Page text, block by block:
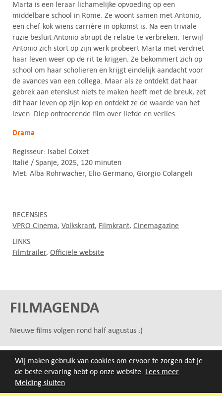
Melding sluiten
Wij maken gebruik van cookies om ervoor te zorgen dat je
de beste ervaring hebt op onze website. Lees meer
Marta is een leraar lichamelijke opvoeding op een
middelbare school in Rome. Ze woont samen met Antonio,
een chef-kok wiens carrière in opkomst is. Na een triviale
ruzie besluit Antonio abrupt de relatie te verbreken. Terwijl
Antonio zich stort op zijn werk probeert Marta met verdriet
haar leven weer op de rit te krijgen. Ze bekommert zich op
school om haar scholieren en krijgt eindelijk aandacht voor
de avances van een collega. Maar als ze ontdekt dat haar
gebrek aan etenslust niets te maken heeft met de breuk, zet
dit haar leven op zijn kop en ontdekt ze de waarde van het
leven. Diep ontroerende film over liefde en verlies.
Drama
Regisseur: Isabel Coixet
Italië / Spanje, 2025, 120 minuten
Met: Alba Rohrwacher, Elio Germano, Giorgio Colangeli
RECENSIES
VPRO Cinema Volkskrant Filmkrant Cinemagazine
LINKS
Filmtrailer Officiële website
FILMAGENDA
Nieuwe films volgen rond half augustus :)
ARCHIEF
Druk op de beginletter van de titel of zoek op titel, regisseur
of jaar van eerste vertoning.